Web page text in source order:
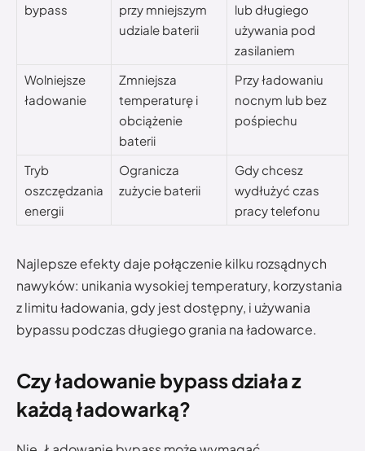
bypass
przy mniejszym
udziale baterii
lub długiego
używania pod
zasilaniem
Wolniejsze
ładowanie
Zmniejsza
temperaturę i
obciążenie
baterii
Przy ładowaniu
nocnym lub bez
pośpiechu
Tryb
oszczędzania
energii
Ogranicza
zużycie baterii
Gdy chcesz
wydłużyć czas
pracy telefonu
Najlepsze efekty daje połączenie kilku rozsądnych
nawyków: unikania wysokiej temperatury, korzystania
z limitu ładowania, gdy jest dostępny, i używania
bypassu podczas długiego grania na ładowarce.
Czy ładowanie bypass działa z
każdą ładowarką?